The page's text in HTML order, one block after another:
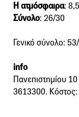
Η ατμόσφαιρα:
Σύνολο: 26/30
Γενικό σύνολο:
info
Πανεπιστημίου
3613300. Κόστος: